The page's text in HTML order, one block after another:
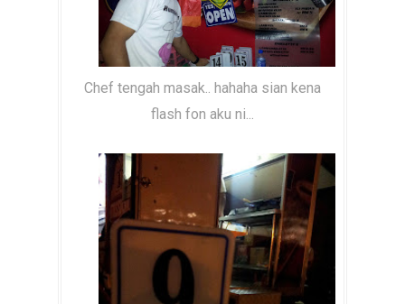
Chef tengah masak.. hahaha sian kena
flash fon aku ni...